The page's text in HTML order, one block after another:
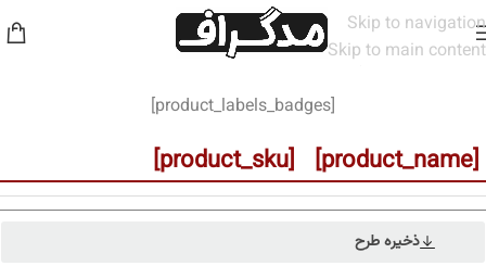
Skip to navigation
Skip to main content
خانه/مخاطب /مردانه
[product_labels_badges]
[product_name] [product_sku]
ذخیره طرح